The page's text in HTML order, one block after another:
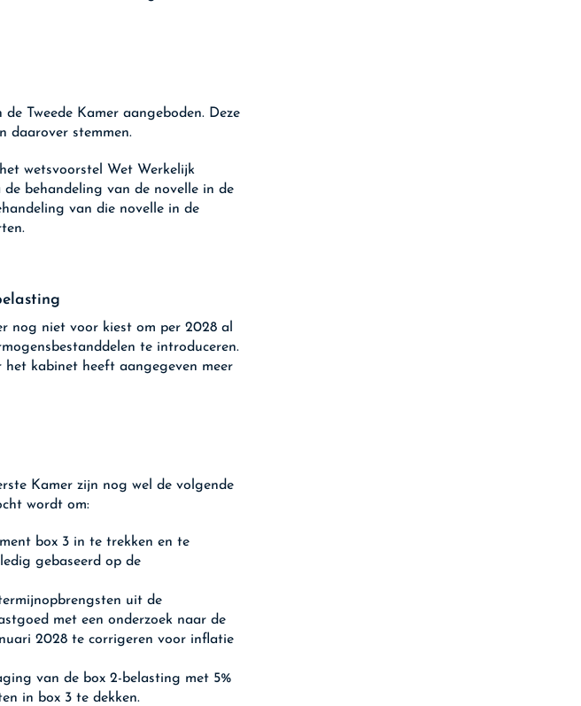
Tweede Kamer aangeboden. Deze
daarover stemmen.
wetsvoorstel Wet Werkelijk
behandeling van de novelle in de
van die novelle in de
nog niet voor kiest om per 2028 al
te introduceren.
kabinet heeft aangegeven meer
Kamer zijn nog wel de volgende
wordt om:
box 3 in te trekken en te
gebaseerd op de
uit de
met een onderzoek naar de
2028 te corrigeren voor inflatie
van de box 2-belasting met 5%
in box 3 te dekken.